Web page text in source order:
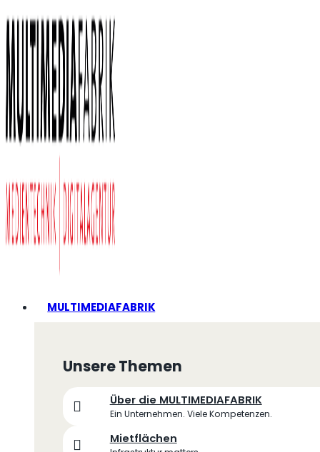
MULTIMEDIAFABRIK
Unsere Themen
Über die MULTIMEDIAFABRIK
Ein Unternehmen. Viele Kompetenzen.
Mietflächen